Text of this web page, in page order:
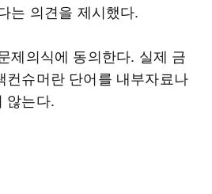
는 의견을 제시했다.
제의식에 동의한다. 실제 금
컨슈머란 단어를 내부자료나
않는다.